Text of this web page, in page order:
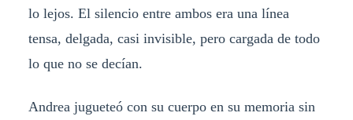
lo lejos. El silencio entre ambos era una línea
tensa, delgada, casi invisible, pero cargada de todo
lo que no se decían.
Andrea jugueteó con su cuerpo en su memoria sin